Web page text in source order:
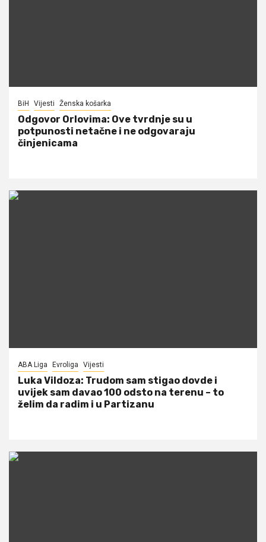
BiH Vijesti Ženska košarka
Odgovor Orlovima: ​Ove tvrdnje su u
potpunosti netačne i ne odgovaraju
činjenicama
ABA Liga Evroliga Vijesti
Luka Vildoza: Trudom sam stigao dovde i
uvijek sam davao 100 odsto na terenu – to
želim da radim i u Partizanu